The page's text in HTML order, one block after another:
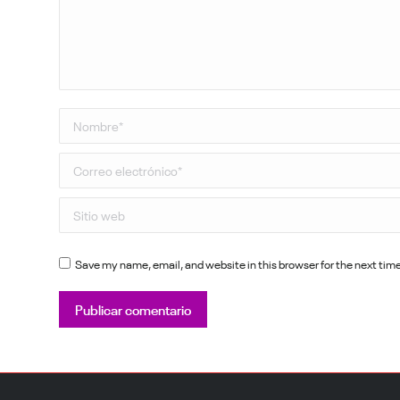
Nombre *
Correo electrónico *
Sitio web
Save my name, email, and website in this browser for the next
Publicar comentario